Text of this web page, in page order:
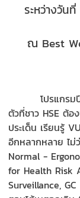
ระหว่างวัน
ณ Best
โปรแกรมปีนี้มี
ตัวที่ชาว HSE ต้อ
ประเด็น เรียนรู้
อีกหลากหลาย ไม่
Normal -
for Health Risk
Surveillance,